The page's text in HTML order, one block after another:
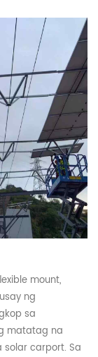
mount,
ng
sa
matatag na
carport. Sa